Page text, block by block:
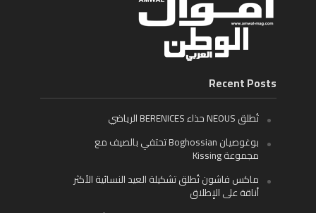
Recent Posts
تُطلق NEOUS حذاء BERENICES الرياضي
بوغوصيان Boghossian تحتفي بالصيف مع
مجموعة Kissing
ماكس فاشون تُطلق تشكيلة العيد النسائية الأكثر
أناقة على الإطلاق